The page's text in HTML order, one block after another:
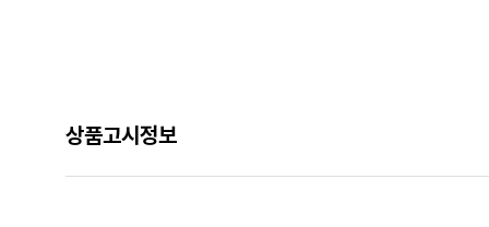
상품고시정보